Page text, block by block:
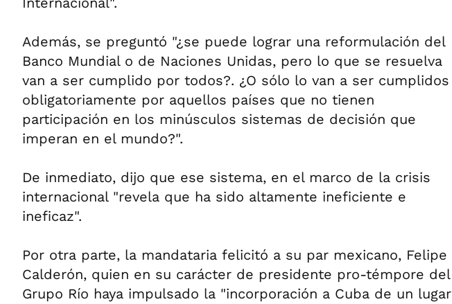
Además, se preguntó "¿se puede lograr una reformulación del
Banco Mundial o de Naciones Unidas, pero lo que se resuelva
van a ser cumplido por todos?. ¿O sólo lo van a ser cumplidos
obligatoriamente por aquellos países que no tienen
participación en los minúsculos sistemas de decisión que
imperan en el mundo?".
De inmediato, dijo que ese sistema, en el marco de la crisis
internacional "revela que ha sido altamente ineficiente e
ineficaz".
Por otra parte, la mandataria felicitó a su par mexicano, Felipe
Calderón, quien en su carácter de presidente pro-témpore del
Grupo Río haya impulsado la "incorporación a Cuba de un lugar